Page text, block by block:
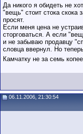
Да никого я обидеть не
"вещь" стоит стока скока
просят.
Если меня цена не
сторговаться. А если
и не забываю продавцу
словца ввернул. Но
Камчатку не за семь
06.11.2006, 21:30:54